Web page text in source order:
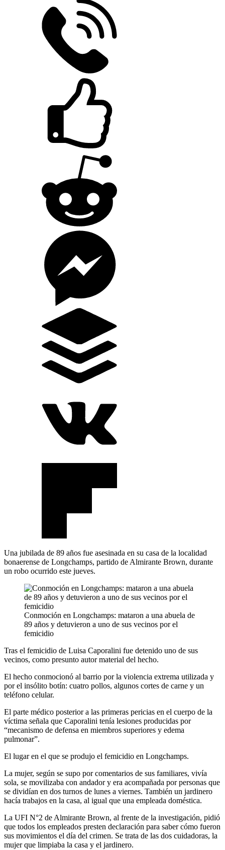
Una jubilada de 89 años fue asesinada en su casa de la localidad
bonaerense de Longchamps, partido de Almirante Brown, durante
un robo ocurrido este jueves.
Conmoción en Longchamps: mataron a una abuela de
89 años y detuvieron a uno de sus vecinos por el
femicidio
Tras el femicidio de Luisa Caporalini fue detenido uno de sus
vecinos, como presunto autor material del hecho.
El hecho conmocionó al barrio por la violencia extrema utilizada y
por el insólito botín: cuatro pollos, algunos cortes de carne y un
teléfono celular.
El parte médico posterior a las primeras pericias en el cuerpo de la
víctima señala que Caporalini tenía lesiones producidas por
“mecanismo de defensa en miembros superiores y edema
pulmonar”.
El lugar en el que se produjo el femicidio en Longchamps.
La mujer, según se supo por comentarios de sus familiares, vivía
sola, se movilizaba con andador y era acompañada por personas que
se dividían en dos turnos de lunes a viernes. También un jardinero
hacía trabajos en la casa, al igual que una empleada doméstica.
La UFI N°2 de Almirante Brown, al frente de la investigación, pidió
que todos los empleados presten declaración para saber cómo fueron
sus movimientos el día del crimen. Se trata de las dos cuidadoras, la
mujer que limpiaba la casa y el jardinero.